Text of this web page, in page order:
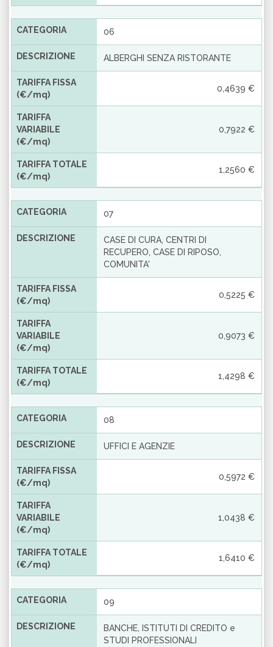
CATEGORIA 06
DESCRIZIONE ALBERGHI SENZA RISTORANTE
TARIFFA FISSA
(€/mq)
0,4639 €
TARIFFA
VARIABILE
(€/mq)
0,7922 €
TARIFFA TOTALE
(€/mq)
1,2560 €
CATEGORIA 07
DESCRIZIONE
CASE DI CURA, CENTRI DI
RECUPERO, CASE DI RIPOSO,
COMUNITA'
TARIFFA FISSA
(€/mq)
0,5225 €
TARIFFA
VARIABILE
(€/mq)
0,9073 €
TARIFFA TOTALE
(€/mq)
1,4298 €
CATEGORIA 08
DESCRIZIONE UFFICI E AGENZIE
TARIFFA FISSA
(€/mq)
0,5972 €
TARIFFA
VARIABILE
(€/mq)
1,0438 €
TARIFFA TOTALE
(€/mq)
1,6410 €
CATEGORIA 09
DESCRIZIONE
BANCHE, ISTITUTI DI CREDITO e
STUDI PROFESSIONALI